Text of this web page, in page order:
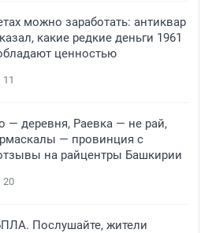
можно заработать: антиквар
какие редкие деньги 1961
ценностью
11
— деревня, Раевка — не рай,
— провинция с
на райцентры Башкирии
20
Послушайте, жители